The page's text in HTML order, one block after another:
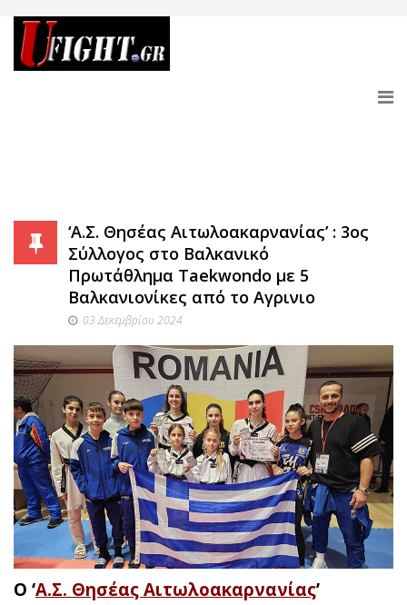
‘Α.Σ. Θησέας Αιτωλοακαρνανίας’ : 3ος
Σύλλογος στο Βαλκανικό
Πρωτάθλημα Taekwondo με 5
Βαλκανιονίκες από το Αγρινιο
03 Δεκεμβρίου 2024
O ‘Α.Σ. Θησέας Αιτωλοακαρνανίας’